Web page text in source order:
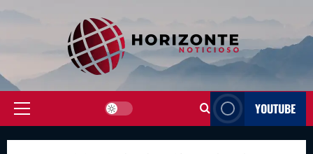
Primary
YOUTUBE